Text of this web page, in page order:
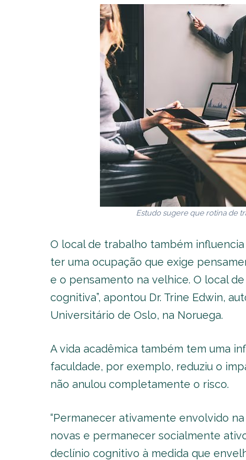
Estudo sugere que rotina de
O local de trabalho também
ter uma ocupação que exige
e o pensamento na velhice. O local
cognitiva”, apontou Dr. Trine Edwin,
Universitário de Oslo, na Noruega.
A vida acadêmica também tem uma
faculdade, por exemplo, reduziu o
não anulou completamente o risco.
“Permanecer ativamente envolvido
novas e permanecer socialmente
declínio cognitivo à medida que